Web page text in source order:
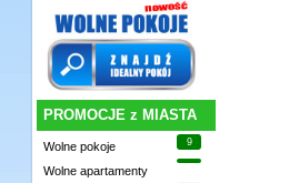
PROMOCJE z MIASTA
Wolne pokoje 9
Wolne apartamenty